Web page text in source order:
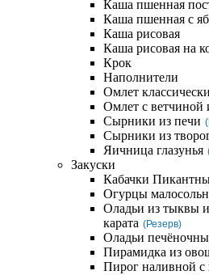
Каша пшенная
Каша пшенная с
Каша рисовая
Каша рисовая на
Крок
Наполнители
Омлет
Омлет с ветчиной
Сырники из печи
Сырники из
Яичница глазунья
Закуски
Кабачки
Огурцы
Оладьи из тыквы
карата (Резерв)
Оладьи
Пирамидка из
Пирог наливной с